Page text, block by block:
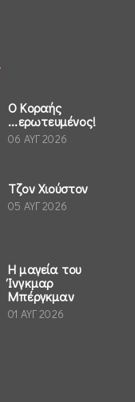
Ο Κοραής
...ερωτευμένος!
06 ΑΥΓ 2026
Τζον Χιούστον
05 ΑΥΓ 2026
Η μαγεία του
Ίνγκμαρ
Μπέργκμαν
01 ΑΥΓ 2026